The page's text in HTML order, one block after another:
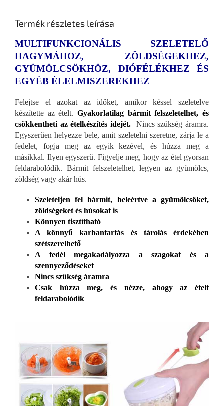
Termék részletes leírása
MULTIFUNKCIONÁLIS SZELETELŐ
HAGYMÁHOZ, ZÖLDSÉGEKHEZ,
GYÜMÖLCSÖKHÖZ, DIÓFÉLÉKHEZ ÉS
EGYÉB ÉLELMISZEREKHEZ
Felejtse el azokat az időket, amikor késsel szeletelve
készítette az ételt. Gyakorlatilag bármit felszeletelhet, és
csökkentheti az ételkészítés idejét.
Nincs szükség áramra.
Egyszerűen helyezze bele, amit szeletelni szeretne, zárja le a
fedelet, fogja meg az egyik kezével, és húzza meg a
másikkal. Ilyen egyszerű. Figyelje meg, hogy az étel gyorsan
feldarabolódik. Bármit felszeletelhet, legyen az gyümölcs,
zöldség vagy akár hús.
Szeleteljen fel bármit, beleértve a gyümölcsöket,
zöldségeket és húsokat is
Könnyen tisztítható
A könnyű karbantartás és tárolás érdekében
szétszerelhető
A fedél megakadályozza a szagokat és a
szennyeződéseket
Nincs szükség áramra
Csak húzza meg, és nézze, ahogy az ételt
feldarabolódik